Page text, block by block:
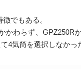
でもある。
かわらず、GPZ250R
4気筒を選択しなかっ